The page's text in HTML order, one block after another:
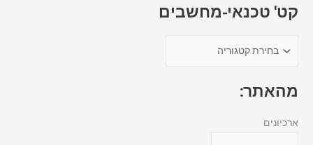
קט' טכנאי-מחשבים
מהאתר:
ארכיונים